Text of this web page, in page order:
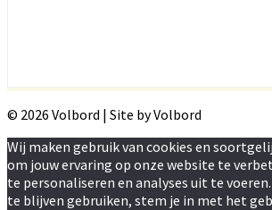
© 2026 Volbord | Site by Volbord
Wij maken gebruik van cookies en
om jouw ervaring op onze website te
te personaliseren en analyses uit te
te blijven gebruiken, stem je in met het